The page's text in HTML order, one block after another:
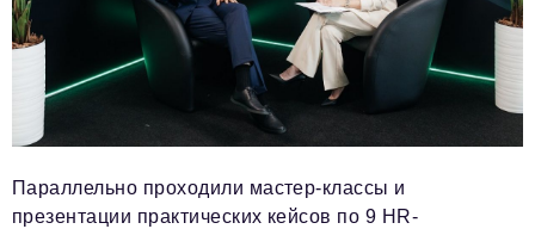
Параллельно проходили мастер-классы и
презентации практических кейсов по 9 HR-